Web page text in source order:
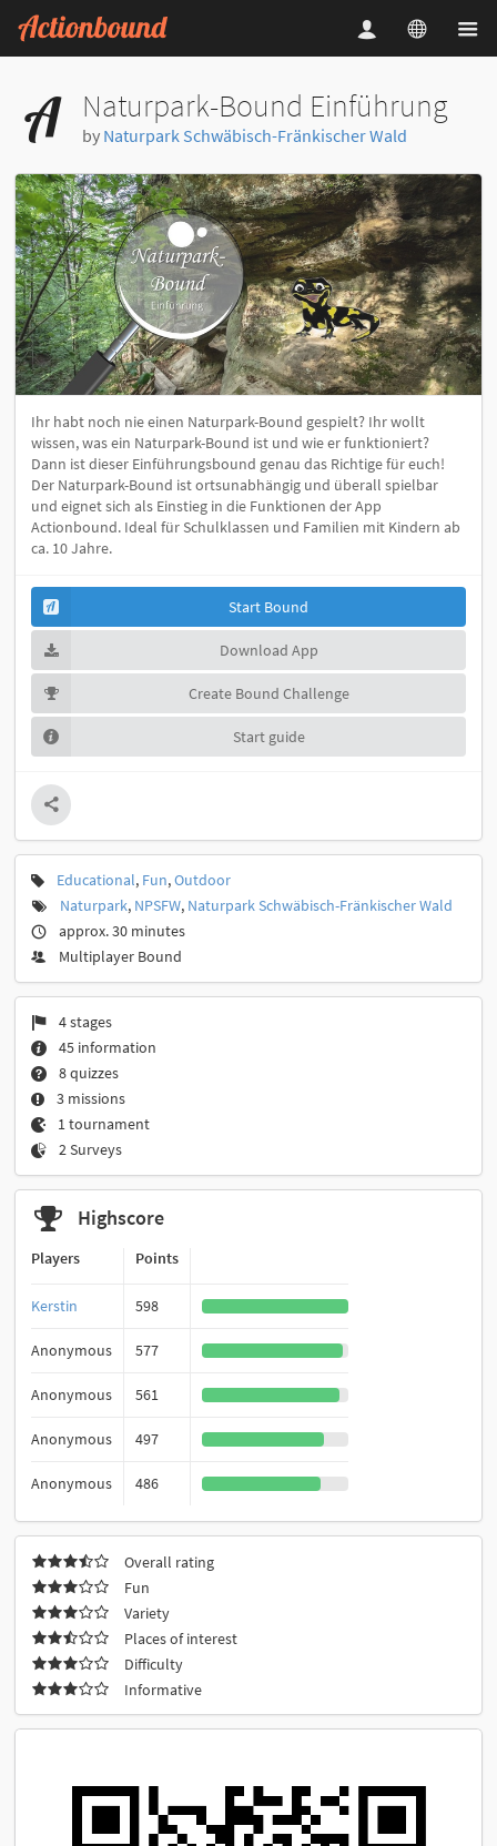
Naturpark-Bound Einführung
by Naturpark Schwäbisch-Fränkischer Wald
Ihr habt noch nie einen Naturpark-Bound gespielt? Ihr wollt
wissen, was ein Naturpark-Bound ist und wie er funktioniert?
Dann ist dieser Einführungsbound genau das Richtige für euch!
Der Naturpark-Bound ist ortsunabhängig und überall spielbar
und eignet sich als Einstieg in die Funktionen der App
Actionbound. Ideal für Schulklassen und Familien mit Kindern ab
ca. 10 Jahre.
Start Bound
Download App
Create Bound Challenge
Start guide
Educational, Fun,Outdoor
Naturpark, NPSFW, Naturpark Schwäbisch-Fränkischer Wald
approx. 30 minutes
Multiplayer Bound
4 stages
45 information
8 quizzes
3 missions
1 tournament
2 Surveys
Highscore
Players Points
Kerstin 598
Anonymous 577
Anonymous 561
Anonymous 497
Anonymous 486
Overall rating
Fun
Variety
Places of interest
Difficulty
Informative